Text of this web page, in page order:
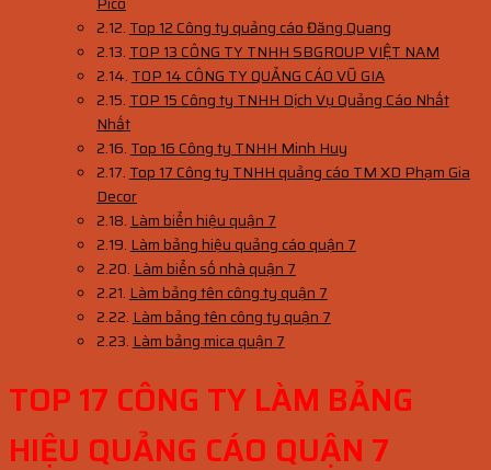
Top 12 Công ty quảng cáo Đăng Quang
TOP 13 CÔNG TY TNHH SBGROUP VIỆT NAM
TOP 14 CÔNG TY QUẢNG CÁO VŨ GIA
TOP 15 Công ty TNHH Dịch Vụ Quảng Cáo Nhất
Nhất
Top 16 Công ty TNHH Minh Huy
Top 17 Công ty TNHH quảng cáo TM XD Phạm Gia
Decor
Làm biển hiệu quận 7
Làm bảng hiệu quảng cáo quận 7
Làm biển số nhà quận 7
Làm bảng tên công ty quận 7
Làm bảng tên công ty quận 7
Làm bảng mica quận 7
TOP 17 CÔNG TY LÀM BẢNG
HIỆU QUẢNG CÁO QUẬN 7